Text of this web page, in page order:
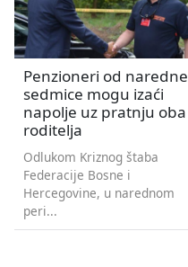
Penzioneri od naredne
sedmice mogu izaći
napolje uz pratnju oba
roditelja
Odlukom Kriznog štaba
Federacije Bosne i
Hercegovine, u narednom
peri...